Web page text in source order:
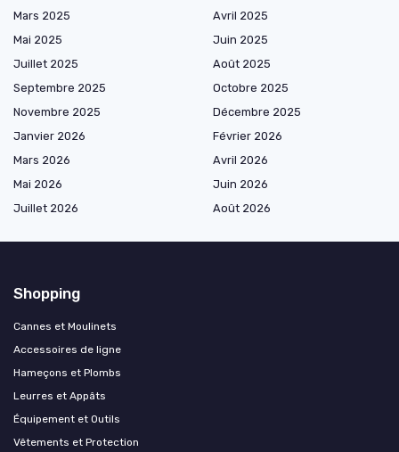
Mars 2025
Avril 2025
Mai 2025
Juin 2025
Juillet 2025
Août 2025
Septembre 2025
Octobre 2025
Novembre 2025
Décembre 2025
Janvier 2026
Février 2026
Mars 2026
Avril 2026
Mai 2026
Juin 2026
Juillet 2026
Août 2026
Shopping
Cannes et Moulinets
Accessoires de ligne
Hameçons et Plombs
Leurres et Appâts
Équipement et Outils
Vêtements et Protection